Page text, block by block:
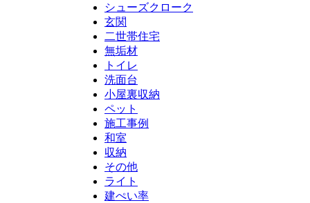
シューズクローク
玄関
二世帯住宅
無垢材
トイレ
洗面台
小屋裏収納
ペット
施工事例
和室
収納
その他
ライト
建ぺい率